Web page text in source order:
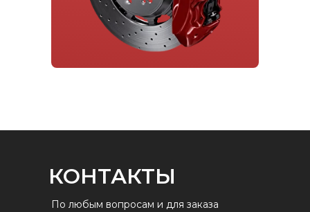
КОНТАКТЫ
По любым вопросам и для заказа